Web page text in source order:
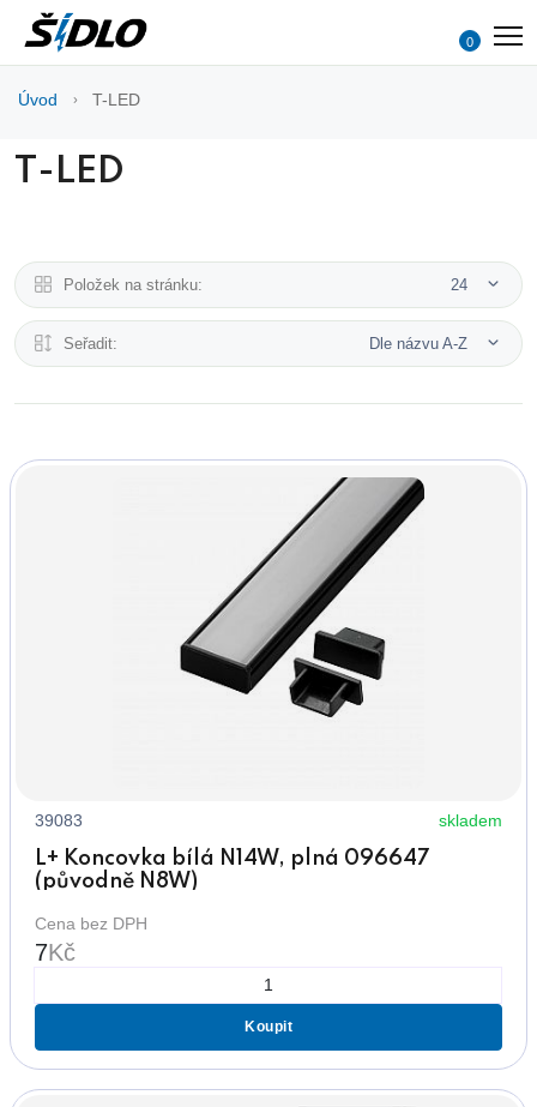
0
Úvod T-LED
T-LED
Položek na stránku: 24
Seřadit: Dle názvu A-Z
39083 skladem
L+ Koncovka bílá N14W, plná 096647
(původně N8W)
Cena bez DPH
7Kč
Koupit